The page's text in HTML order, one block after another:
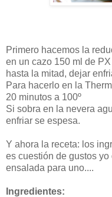
Primero hacemos la
en un cazo 150 ml de
hasta la mitad, dejar
Para hacerlo en la
20 minutos a 100º
Si sobra en la nevera
enfriar se espesa.
Y ahora la receta: los
es cuestión de gustos
ensalada para uno....
Ingredientes: